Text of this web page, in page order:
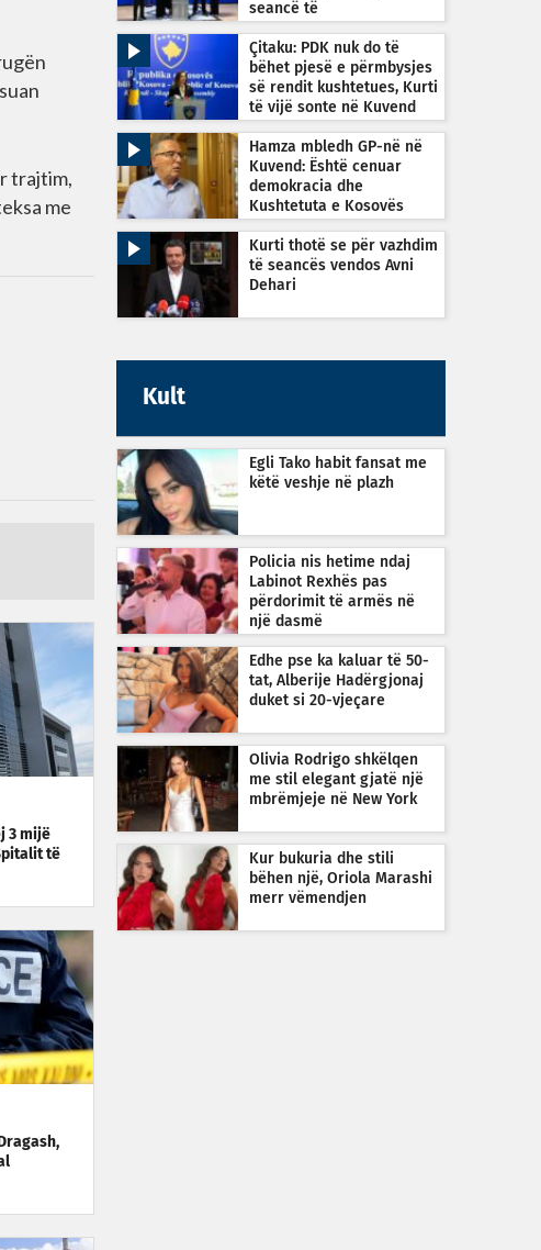
trajtim,
me
3 mijë
të
seancë të
orën 22:30
Çitaku: PDK nuk do të
bëhet pjesë e përmbysjes
së rendit kushtetues, Kurti
të vijë sonte në Kuvend
Hamza mbledh GP-në në
Kuvend: Është cenuar
demokracia dhe
Kushtetuta e Kosovës
Kurti thotë se për vazhdim
të seancës vendos Avni
Dehari
Kult
Egli Tako habit fansat me
këtë veshje në plazh
Policia nis hetime ndaj
Labinot Rexhës pas
përdorimit të armës në
një dasmë
Edhe pse ka kaluar të 50-
tat, Alberije Hadërgjonaj
duket si 20-vjeçare
Olivia Rodrigo shkëlqen
me stil elegant gjatë një
mbrëmjeje në New York
Kur bukuria dhe stili
bëhen një, Oriola Marashi
merr vëmendjen